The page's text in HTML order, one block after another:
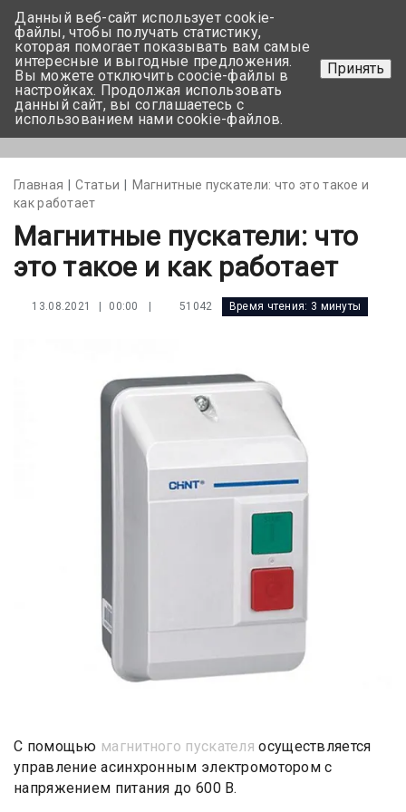
+375 17-350-99-56
+375 44-752-82-08
Задать вопрос
Главная Статьи
Магнитные пускатели: что это такое и
как работает
Магнитные пускатели: что
это такое и как работает
13.08.2021 | 00:00 51042 Время чтения: 3 минуты
С помощью магнитного пускателя осуществляется
управление асинхронным электромотором с
напряжением питания до 600 В.
Данный веб-сайт использует cookie-
файлы, чтобы получать статистику,
которая помогает показывать вам самые
интересные и выгодные предложения.
Вы можете отключить coocie-файлы в
настройках. Продолжая использовать
данный сайт, вы соглашаетесь с
использованием нами cookie-файлов.
Принять